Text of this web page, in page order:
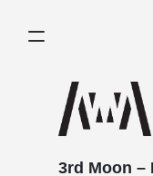
3rd Moon –